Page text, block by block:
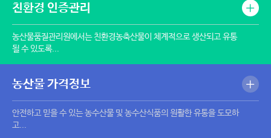
친환경 인증관리
농산물품질관리원에서는 친환경농축산물이 체계적으로 생산되고 유통
될 수 있도록...
농산물 가격정보
안전하고 믿을 수 있는 농수산물 및 농수산식품의 원활한 유통을 도모하
고...